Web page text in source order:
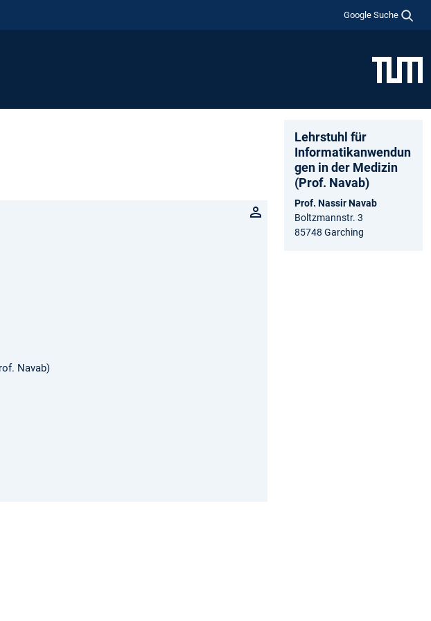
Google Suche
Navab)
Lehrstuhl für
Informatikanwendun
gen in der Medizin
(Prof. Navab)
Prof. Nassir Navab
Boltzmannstr. 3
85748 Garching